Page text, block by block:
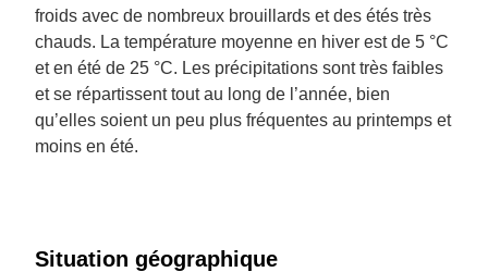
froids avec de nombreux brouillards et des étés très
chauds. La température moyenne en hiver est de 5 °C
et en été de 25 °C. Les précipitations sont très faibles
et se répartissent tout au long de l’année, bien
qu’elles soient un peu plus fréquentes au printemps et
moins en été.
Situation géographique